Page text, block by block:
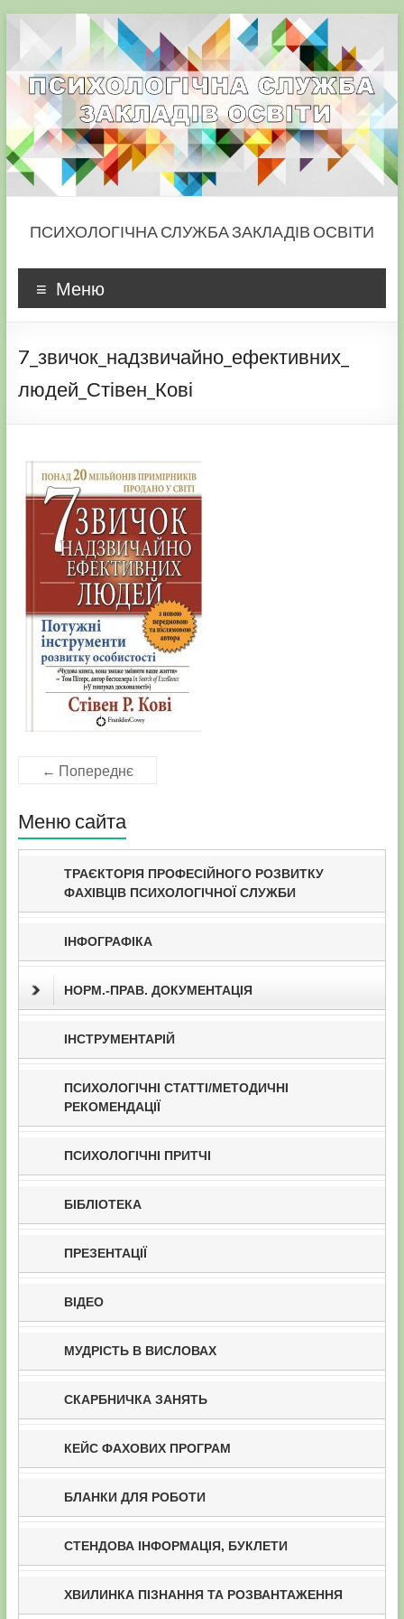
content
ПСИХОЛОГІЧНА СЛУЖБА ЗАКЛАДІВ ОСВІТИ
Меню
7_звичок_надзвичайно_ефективних_
людей_Стівен_Кові
← Попереднє
Меню сайта
ТРАЄКТОРІЯ ПРОФЕСІЙНОГО РОЗВИТКУ
ФАХІВЦІВ ПСИХОЛОГІЧНОЇ СЛУЖБИ
ІНФОГРАФІКА
НОРМ.-ПРАВ. ДОКУМЕНТАЦІЯ
ІНСТРУМЕНТАРІЙ
ПСИХОЛОГІЧНІ СТАТТІ/МЕТОДИЧНІ
РЕКОМЕНДАЦІЇ
ПСИХОЛОГІЧНІ ПРИТЧІ
БІБЛІОТЕКА
ПРЕЗЕНТАЦІЇ
ВІДЕО
МУДРІСТЬ В ВИСЛОВАХ
СКАРБНИЧКА ЗАНЯТЬ
КЕЙС ФАХОВИХ ПРОГРАМ
БЛАНКИ ДЛЯ РОБОТИ
СТЕНДОВА ІНФОРМАЦІЯ, БУКЛЕТИ
ХВИЛИНКА ПІЗНАННЯ ТА РОЗВАНТАЖЕННЯ